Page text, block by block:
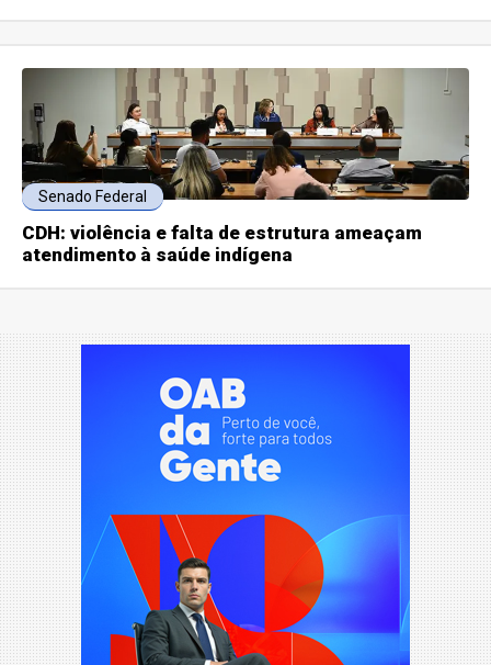
Senado Federal
CDH: violência e falta de estrutura ameaçam
atendimento à saúde indígena